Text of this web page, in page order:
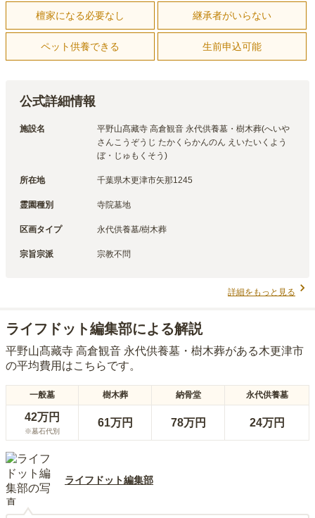
檀家になる必要なし 継承者がいらない
ペット供養できる 生前申込可能
公式詳細情報
施設名
平野山髙藏寺 高倉観音 永代供養墓・樹木葬(へいや
さんこうぞうじ たかくらかんのん えいたいくよう
ぼ・じゅもくそう)
所在地 千葉県木更津市矢那1245
霊園種別 寺院墓地
区画タイプ 永代供養墓/樹木葬
宗旨宗派 宗教不問
詳細をもっと見る
ライフドット編集部による解説
平野山髙藏寺 高倉観音 永代供養墓・樹木葬がある木更津市
の平均費用はこちらです。
一般墓 樹木葬 納骨堂 永代供養墓
42万円
※墓石代別
61万円 78万円 24万円
ライフドット編集部